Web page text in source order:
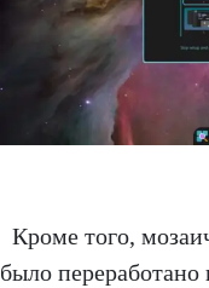
Кроме того,
было переработано